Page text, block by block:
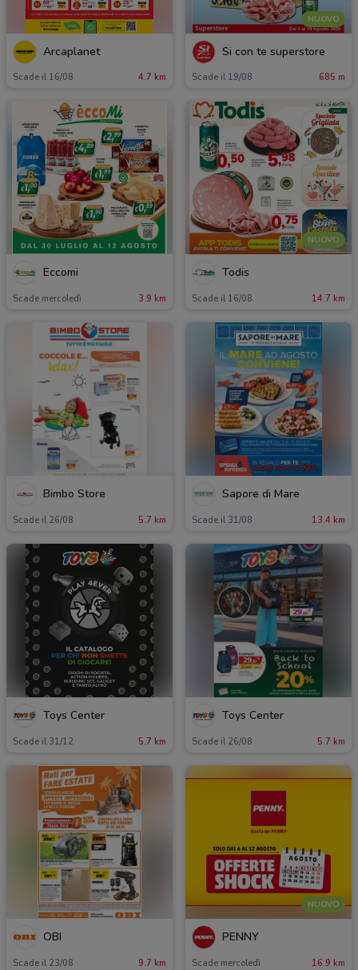
Arcaplanet
Scade il 16/08 4.7 km
NUOVO
Si con te superstore
Scade il 19/08 685 m
Eccomi
Scade mercoledì 3.9 km
NUOVO
Todis
Scade il 16/08 14.7 km
Bimbo Store
Scade il 26/08 5.7 km
Sapore di Mare
Scade il 31/08 13.4 km
Toys Center
Scade il 31/12 5.7 km
Toys Center
Scade il 26/08 5.7 km
OBI
Scade il 23/08 9.7 km
NUOVO
PENNY
Scade mercoledì 16.9 km